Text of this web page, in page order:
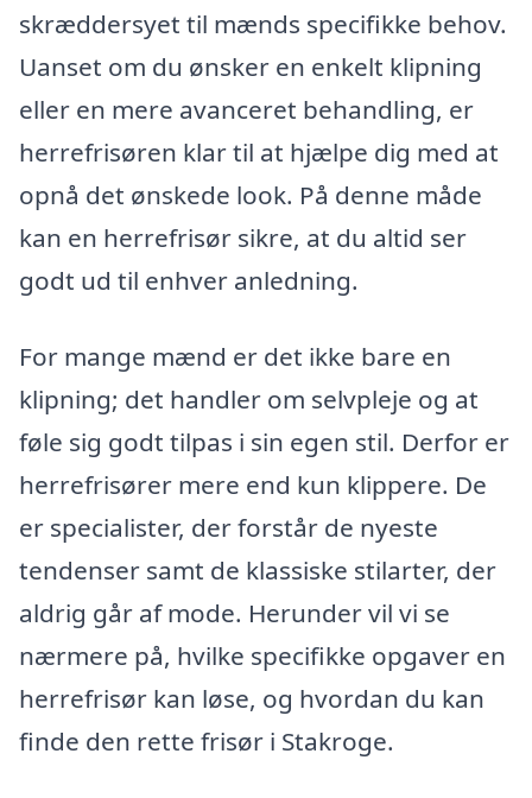
skræddersyet til mænds specifikke behov.
Uanset om du ønsker en enkelt klipning
eller en mere avanceret behandling, er
herrefrisøren klar til at hjælpe dig med at
opnå det ønskede look. På denne måde
kan en herrefrisør sikre, at du altid ser
godt ud til enhver anledning.
For mange mænd er det ikke bare en
klipning; det handler om selvpleje og at
føle sig godt tilpas i sin egen stil. Derfor er
herrefrisører mere end kun klippere. De
er specialister, der forstår de nyeste
tendenser samt de klassiske stilarter, der
aldrig går af mode. Herunder vil vi se
nærmere på, hvilke specifikke opgaver en
herrefrisør kan løse, og hvordan du kan
finde den rette frisør i Stakroge.